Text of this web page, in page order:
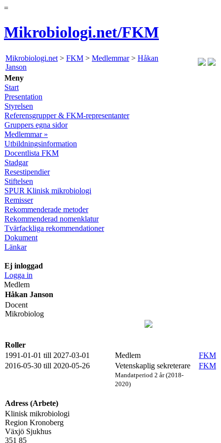
=
Mikrobiologi.net/FKM
Mikrobiologi.net > FKM > Medlemmar> Håkan
Janson
Meny
Start
Presentation
Styrelsen
Referensgrupper & FKM-representanter
Gruppers egna sidor
Medlemmar »
Utbildningsinformation
Docentlista FKM
Stadgar
Resestipendier
Stiftelsen
SPUR Klinisk mikrobiologi
Remisser
Rekommenderade metoder
Rekommenderad nomenklatur
Tvärfackliga rekommendationer
Dokument
Länkar
Ej inloggad
Logga in
Medlem
Håkan Janson
Docent
Mikrobiolog
Roller
1991-01-01 till 2027-03-01
Medlem
FKM
2016-05-30 till 2020-05-26
Vetenskaplig sekreterare
Mandatperiod 2 år (2018-
2020)
FKM
Adress (Arbete)
Klinisk mikrobiologi
Region Kronoberg
Växjö Sjukhus
351 85